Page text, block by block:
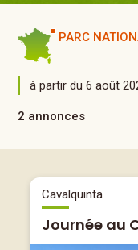
PARC
à partir du 6 août
2 annonces
Cavalquinta
Journée au